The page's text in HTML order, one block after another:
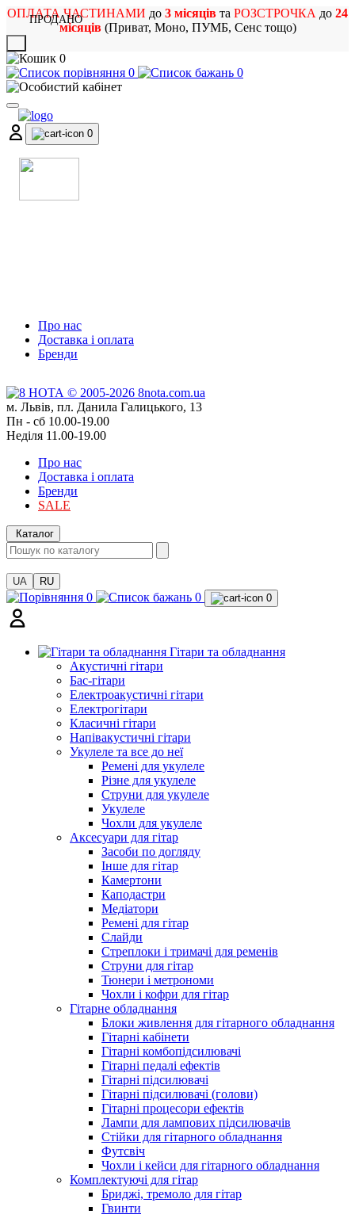
ОПЛАТА ЧАСТИНАМИ до 3 місяців та РОЗСТРОЧКА до 24
місяців(Приват, Моно, ПУМБ, Сенс тощо)
0
0
0
0
Про нас
Доставка і оплата
Бренди
м. Львів, пл. Данила Галицького, 13
Пн - сб 10.00-19.00
Неділя 11.00-19.00
Про нас
Доставка і оплата
Бренди
SALE
Каталог
UA RU
0 0 0
Гітари та обладнання
Акустичні гітари
Бас-гітари
Електроакустичні гітари
Електрогітари
Класичні гітари
Напівакустичні гітари
Укулеле та все до неї
Ремені для укулеле
Різне для укулеле
Струни для укулеле
Укулеле
Чохли для укулеле
Аксесуари для гітар
Засоби по догляду
Інше для гітар
Камертони
Каподастри
Медіатори
Ремені для гітар
Слайди
Стреплоки і тримачі для ременів
Струни для гітар
Тюнери і метрономи
Чохли і кофри для гітар
Гітарне обладнання
Блоки живлення для гітарного обладнання
Гітарні кабінети
Гітарні комбопідсилювачі
Гітарні педалі ефектів
Гітарні підсилювачі
Гітарні підсилювачі (голови)
Гітарні процесори ефектів
Лампи для лампових підсилювачів
Стійки для гітарного обладнання
Футсвіч
Чохли і кейси для гітарного обладнання
Комплектуючі для гітар
Бриджі, тремоло для гітар
Гвинти
ПРОДАНО